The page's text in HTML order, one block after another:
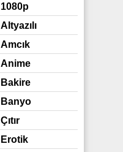
1080p
Altyazılı
Amcık
Anime
Bakire
Banyo
Duş
Çıtır
Erotik